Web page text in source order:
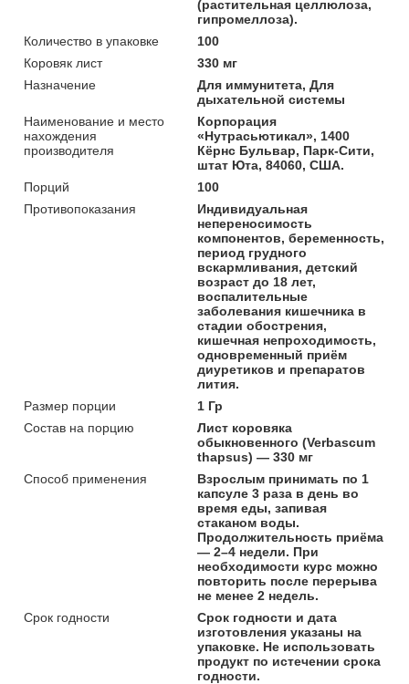
(растительная целлюлоза,
гипромеллоза).
Количество в упаковке
100
Коровяк лист
330 мг
Назначение
Для иммунитета, Для
дыхательной системы
Наименование и место
нахождения
производителя
Корпорация
«Нутрасьютикал», 1400
Кёрнс Бульвар, Парк-Сити,
штат Юта, 84060, США.
Порций
100
Противопоказания
Индивидуальная
непереносимость
компонентов, беременность,
период грудного
вскармливания, детский
возраст до 18 лет,
воспалительные
заболевания кишечника в
стадии обострения,
кишечная непроходимость,
одновременный приём
диуретиков и препаратов
лития.
Размер порции
1 Гр
Состав на порцию
Лист коровяка
обыкновенного (Verbascum
thapsus) — 330 мг
Способ применения
Взрослым принимать по 1
капсуле 3 раза в день во
время еды, запивая
стаканом воды.
Продолжительность приёма
— 2–4 недели. При
необходимости курс можно
повторить после перерыва
не менее 2 недель.
Срок годности
Срок годности и дата
изготовления указаны на
упаковке. Не использовать
продукт по истечении срока
годности.